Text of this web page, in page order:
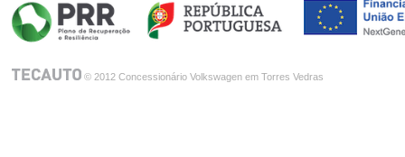
© 2012 Concessionário Volkswagen em Torres Vedras